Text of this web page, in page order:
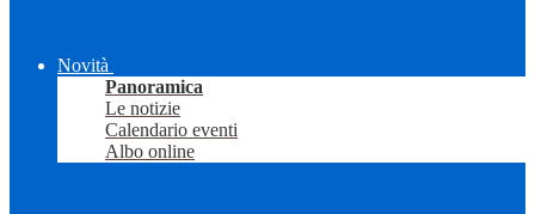
Novità
Panoramica
Le notizie
Calendario eventi
Albo online